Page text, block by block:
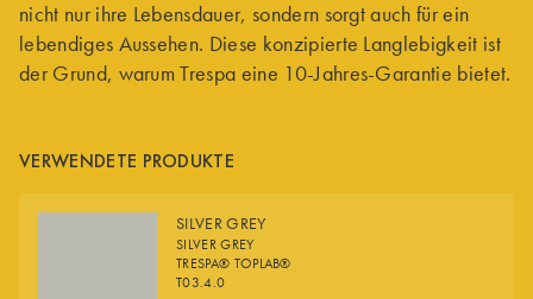
nicht nur ihre Lebensdauer, sondern sorgt auch für ein
lebendiges Aussehen. Diese konzipierte Langlebigkeit ist
der Grund, warum Trespa eine 10-Jahres-Garantie bietet.
VERWENDETE PRODUKTE
SILVER GREY
SILVER GREY
TRESPA® TOPLAB®
T03.4.0